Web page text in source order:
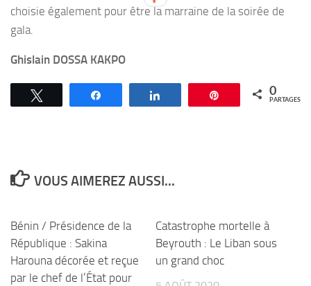
choisie également pour être la marraine de la soirée de
gala.
Ghislain DOSSA KAKPO
Épingle 0
PARTAGES
VOUS AIMEREZ AUSSI...
Bénin / Présidence de la
République : Sakina
Harouna décorée et reçue
par le chef de l’État pour
Catastrophe mortelle à
Beyrouth : Le Liban sous
un grand choc